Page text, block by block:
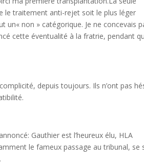
le traitement anti-rejet soit le plus léger
un« non » catégorique. Je ne concevais
cette éventualité à la fratrie, pendant
depuis toujours. Ils n’ont pas
Gauthier est l’heureux élu, HLA
le fameux passage au tribunal, se